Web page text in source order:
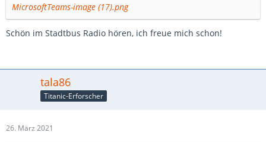
MicrosoftTeams-image (17).png
Schön im Stadtbus Radio hören, ich freue mich schon!
tala86
Titanic-Erforscher
26. März 2021